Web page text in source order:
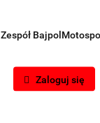
Zespół
Zaloguj się